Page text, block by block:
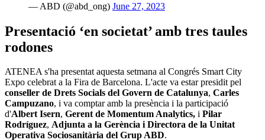
— ABD (@abd_ong) June 27, 2023
Presentació ‘en societat’ amb tres taules
rodones
ATENEA s'ha presentat aquesta setmana al Congrés Smart City
Expo celebrat a la Fira de Barcelona. L'acte va estar presidit pel
conseller de Drets Socials del Govern de Catalunya, Carles
Campuzano, i va comptar amb la presència i la participació
d'Albert Isern, Gerent de Momentum Analytics, i Pilar
Rodríguez, Adjunta a la Gerència i Directora de la Unitat
Operativa Sociosanitària del Grup ABD.